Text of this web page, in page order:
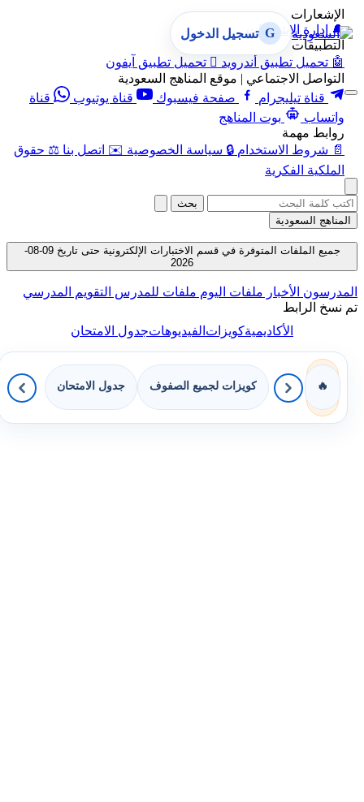
الإشعارات
🔔
إدارة الإشعارات
التطبيقات
🤖 تحميل تطبيق أندرويد  تحميل تطبيق آيفون
التواصل الاجتماعي | موقع المناهج السعودية
قناة تيليجرام
صفحة فيسبوك قناة يوتيوب
قناة
واتساب
بوت المناهج
روابط مهمة
📄 شروط الاستخدام 🔒 سياسة الخصوصية ✉️ اتصل بنا ⚖️ حقوق
الملكية الفكرية
G تسجيل الدخول
بحث
المناهج السعودية
جميع الملفات المتوفرة في قسم الاختبارات الإلكترونية حتى تاريخ 09-08-
2026
المدرسون الأخبار ملفات اليوم ملفات للمدرس التقويم المدرسي
تم نسخ الرابط
الأكاديميةكويزاتالفيديوهاتجدول الامتحان
🔥 كويزات لجميع الصفوف جدول الامتحان